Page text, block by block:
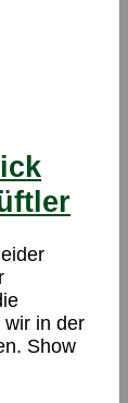
wir in der
Show